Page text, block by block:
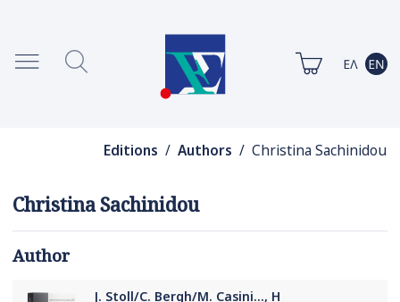
Editions / Authors / Christina Sachinidou
Christina Sachinidou
Author
J. Stoll/C. Bergh/M. Casini..., Η